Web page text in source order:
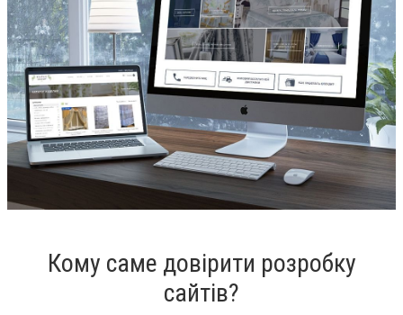
Кому саме довірити розробку
сайтів?